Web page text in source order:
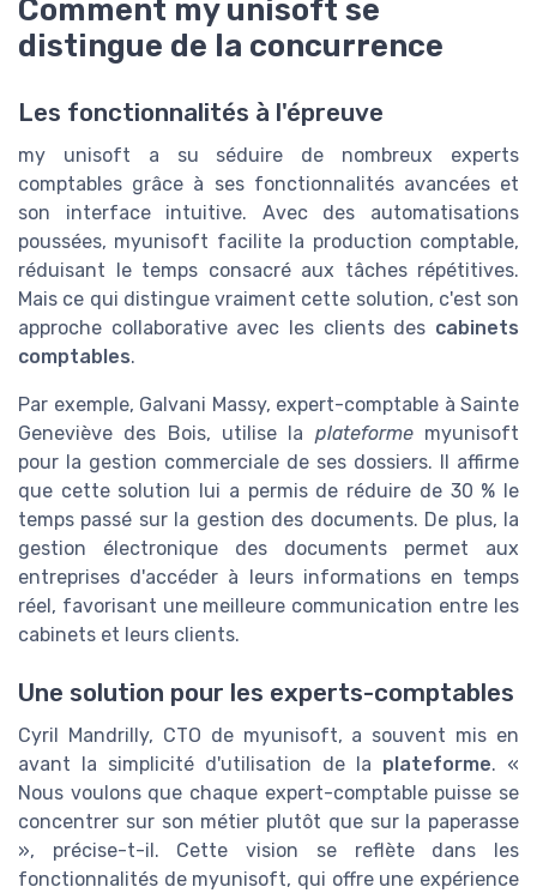
Comment my unisoft se
distingue de la concurrence
Les fonctionnalités à l'épreuve
my unisoft a su séduire de nombreux experts
comptables grâce à ses fonctionnalités avancées et
son interface intuitive. Avec des automatisations
poussées, myunisoft facilite la production comptable,
réduisant le temps consacré aux tâches répétitives.
Mais ce qui distingue vraiment cette solution, c'est son
approche collaborative avec les clients des cabinets
comptables.
Par exemple, Galvani Massy, expert-comptable à Sainte
Geneviève des Bois, utilise la plateformemyunisoft
pour la gestion commerciale de ses dossiers. Il affirme
que cette solution lui a permis de réduire de 30 % le
temps passé sur la gestion des documents. De plus, la
gestion électronique des documents permet aux
entreprises d'accéder à leurs informations en temps
réel, favorisant une meilleure communication entre les
cabinets et leurs clients.
Une solution pour les experts-comptables
Cyril Mandrilly, CTO de myunisoft, a souvent mis en
avant la simplicité d'utilisation de la plateforme. «
Nous voulons que chaque expert-comptable puisse se
concentrer sur son métier plutôt que sur la paperasse
», précise-t-il. Cette vision se reflète dans les
fonctionnalités de myunisoft, qui offre une expérience